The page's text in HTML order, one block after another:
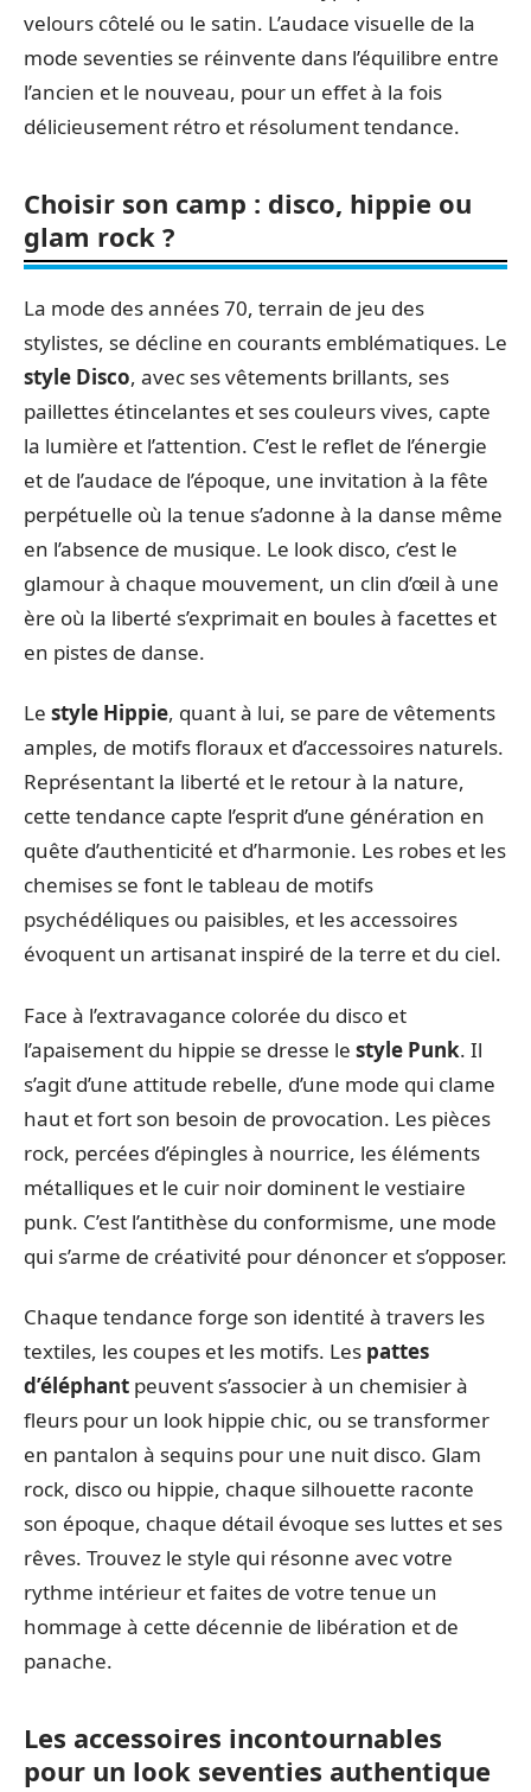
velours côtelé ou le satin. L’audace visuelle de la
mode seventies se réinvente dans l’équilibre entre
l’ancien et le nouveau, pour un effet à la fois
délicieusement rétro et résolument tendance.
Choisir son camp : disco, hippie ou
glam rock ?
La mode des années 70, terrain de jeu des
stylistes, se décline en courants emblématiques. Le
style Disco, avec ses vêtements brillants, ses
paillettes étincelantes et ses couleurs vives, capte
la lumière et l’attention. C’est le reflet de l’énergie
et de l’audace de l’époque, une invitation à la fête
perpétuelle où la tenue s’adonne à la danse même
en l’absence de musique. Le look disco, c’est le
glamour à chaque mouvement, un clin d’œil à une
ère où la liberté s’exprimait en boules à facettes et
en pistes de danse.
Le style Hippie, quant à lui, se pare de vêtements
amples, de motifs floraux et d’accessoires naturels.
Représentant la liberté et le retour à la nature,
cette tendance capte l’esprit d’une génération en
quête d’authenticité et d’harmonie. Les robes et les
chemises se font le tableau de motifs
psychédéliques ou paisibles, et les accessoires
évoquent un artisanat inspiré de la terre et du ciel.
Face à l’extravagance colorée du disco et
l’apaisement du hippie se dresse le style Punk. Il
s’agit d’une attitude rebelle, d’une mode qui clame
haut et fort son besoin de provocation. Les pièces
rock, percées d’épingles à nourrice, les éléments
métalliques et le cuir noir dominent le vestiaire
punk. C’est l’antithèse du conformisme, une mode
qui s’arme de créativité pour dénoncer et s’opposer.
Chaque tendance forge son identité à travers les
textiles, les coupes et les motifs. Les pattes
d’éléphant peuvent s’associer à un chemisier à
fleurs pour un look hippie chic, ou se transformer
en pantalon à sequins pour une nuit disco. Glam
rock, disco ou hippie, chaque silhouette raconte
son époque, chaque détail évoque ses luttes et ses
rêves. Trouvez le style qui résonne avec votre
rythme intérieur et faites de votre tenue un
hommage à cette décennie de libération et de
panache.
Les accessoires incontournables
pour un look seventies authentique